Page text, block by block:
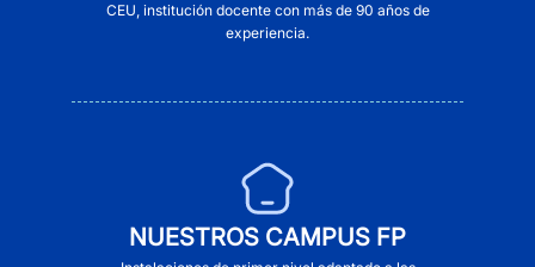
CEU, institución docente con más de 90 años de
experiencia.
NUESTROS CAMPUS FP